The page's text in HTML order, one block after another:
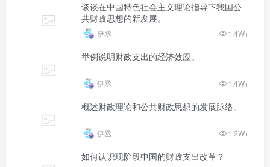
谈谈在中国特色社会主义理论指导下我国公
共财政思想的新发展。
伊丞 1.4W+
举例说明财政支出的经济效应。
伊丞 1.4W+
概述财政理论和公共财政思想的发展脉络。
伊丞 1.2W+
如何认识现阶段中国的财政支出改革？